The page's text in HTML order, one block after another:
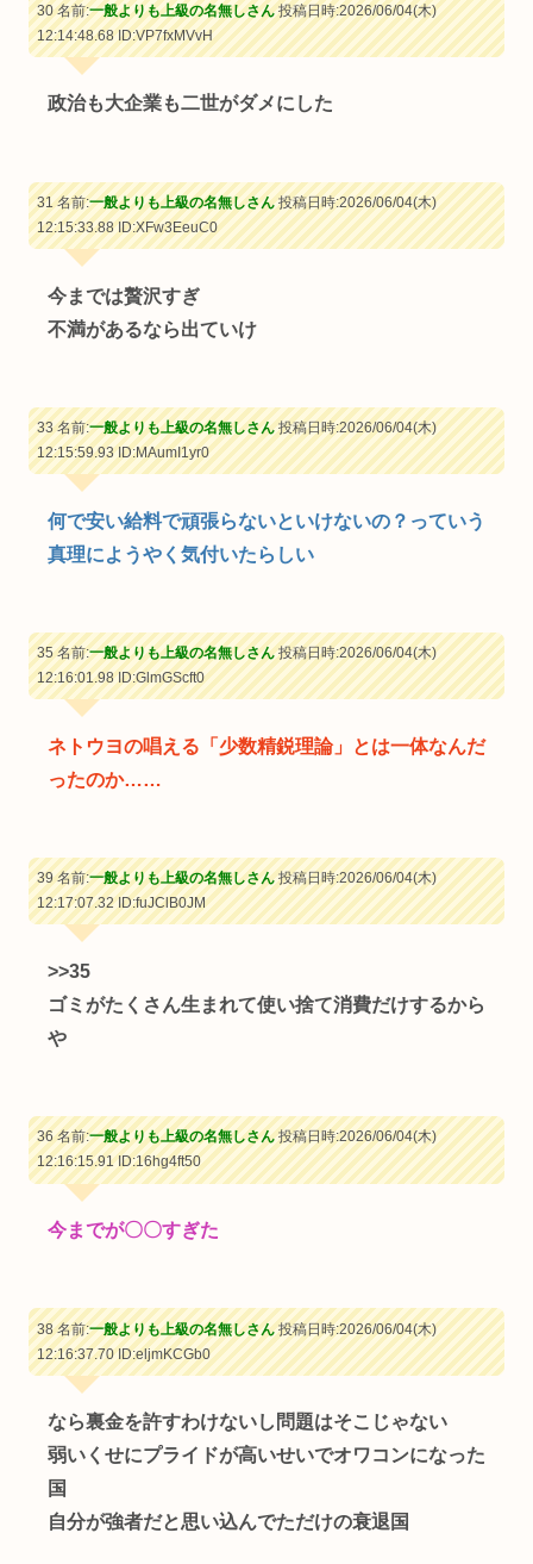
30 名前:一般よりも上級の名無しさん投稿日時:2026/06/04(木)
12:14:48.68ID:VP7fxMVvH
政治も大企業も二世がダメにした
31 名前:一般よりも上級の名無しさん投稿日時:2026/06/04(木)
12:15:33.88ID:XFw3EeuC0
今までは贅沢すぎ
不満があるなら出ていけ
33 名前:一般よりも上級の名無しさん投稿日時:2026/06/04(木)
12:15:59.93ID:MAumI1yr0
何で安い給料で頑張らないといけないの？っていう
真理にようやく気付いたらしい
35 名前:一般よりも上級の名無しさん投稿日時:2026/06/04(木)
12:16:01.98ID:GlmGScft0
ネトウヨの唱える「少数精鋭理論」とは一体なんだ
ったのか……
39 名前:一般よりも上級の名無しさん投稿日時:2026/06/04(木)
12:17:07.32ID:fuJClB0JM
>>35
ゴミがたくさん生まれて使い捨て消費だけするから
や
36 名前:一般よりも上級の名無しさん投稿日時:2026/06/04(木)
12:16:15.91ID:16hg4ft50
今までが〇〇すぎた
38 名前:一般よりも上級の名無しさん投稿日時:2026/06/04(木)
12:16:37.70ID:eljmKCGb0
なら裏金を許すわけないし問題はそこじゃない
弱いくせにプライドが高いせいでオワコンになった
国
自分が強者だと思い込んでただけの衰退国